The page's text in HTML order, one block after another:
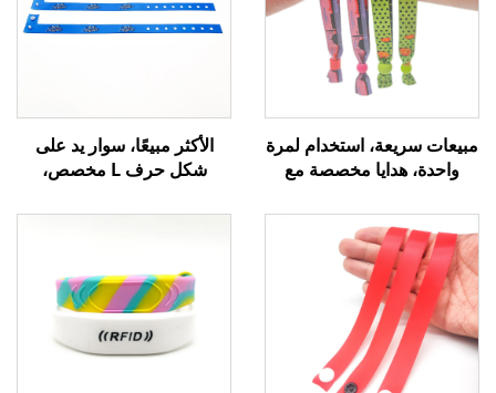
مبيعات سريعة، استخدام لمرة
واحدة، هدايا مخصصة مع
والفعاليات والنادي والمدرسة،
أساور قماش ساتان
الأكثر مبيعًا، سوار يد على
شكل حرف L مخصص،
منسوج من الساتان